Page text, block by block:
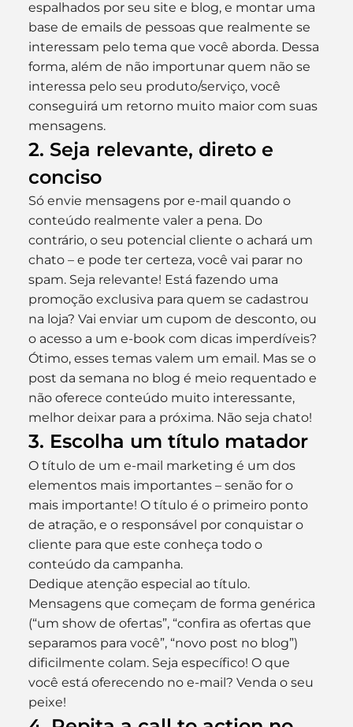
espalhados por seu site e blog, e montar uma
base de emails de pessoas que realmente se
interessam pelo tema que você aborda. Dessa
forma, além de não importunar quem não se
interessa pelo seu produto/serviço, você
conseguirá um retorno muito maior com suas
mensagens.
2. Seja relevante, direto e
conciso
Só envie mensagens por e-mail quando o
conteúdo realmente valer a pena. Do
contrário, o seu potencial cliente o achará um
chato – e pode ter certeza, você vai parar no
spam. Seja relevante! Está fazendo uma
promoção exclusiva para quem se cadastrou
na loja? Vai enviar um cupom de desconto, ou
o acesso a um e-book com dicas imperdíveis?
Ótimo, esses temas valem um email. Mas se o
post da semana no blog é meio requentado e
não oferece conteúdo muito interessante,
melhor deixar para a próxima. Não seja chato!
3. Escolha um título matador
O título de um e-mail marketing é um dos
elementos mais importantes – senão for o
mais importante! O título é o primeiro ponto
de atração, e o responsável por conquistar o
cliente para que este conheça todo o
conteúdo da campanha.
Dedique atenção especial ao título.
Mensagens que começam de forma genérica
(“um show de ofertas”, “confira as ofertas que
separamos para você”, “novo post no blog”)
dificilmente colam. Seja específico! O que
você está oferecendo no e-mail? Venda o seu
peixe!